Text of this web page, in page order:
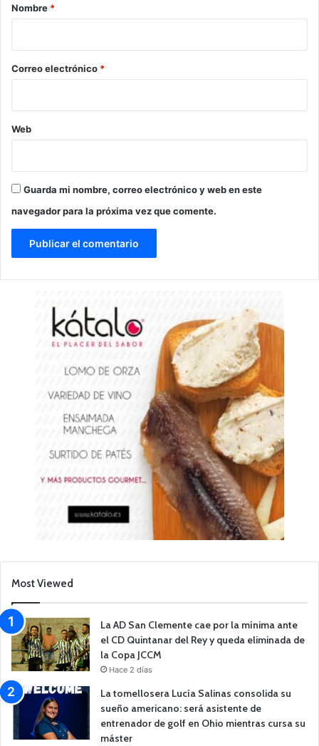
r
*
Nombre *
Correo electrónico *
Web
Guarda mi nombre, correo electrónico y web en este
navegador para la próxima vez que comente.
Most Viewed
La AD San Clemente cae por la mínima ante
el CD Quintanar del Rey y queda eliminada de
la Copa JCCM
Hace 2 días
La tomellosera Lucía Salinas consolida su
sueño americano: será asistente de
entrenador de golf en Ohio mientras cursa su
máster